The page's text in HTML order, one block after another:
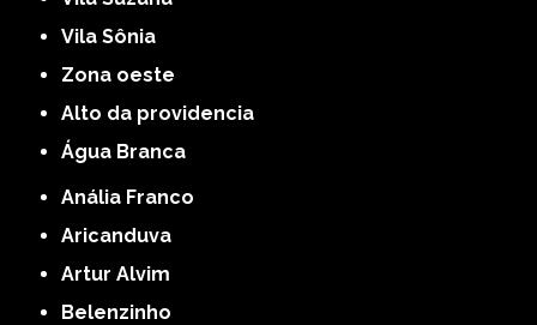
Vila Sônia
Zona oeste
alto da providencia
Água Branca
Anália Franco
Aricanduva
Artur Alvim
Belenzinho